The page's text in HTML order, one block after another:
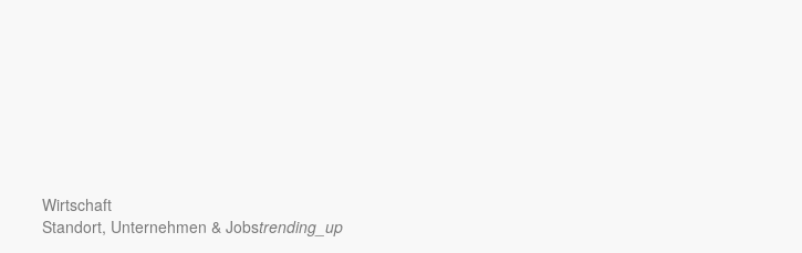
Wirtschaft
Standort, Unternehmen & Jobstrending_up